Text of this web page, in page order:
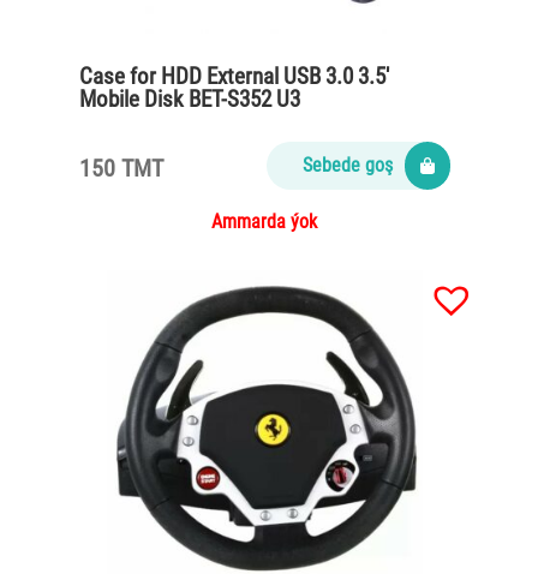
Case for HDD External USB 3.0 3.5′
Mobile Disk BET-S352 U3
150 TMT Sebede goş
Ammarda ýok